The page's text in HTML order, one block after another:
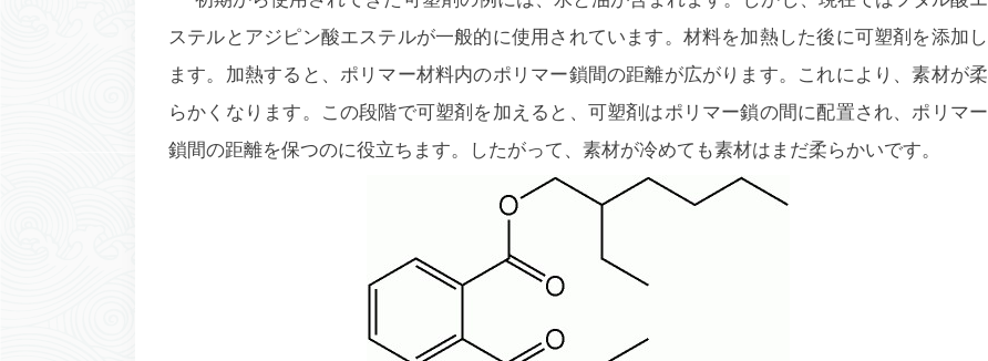
ステルとアジピン酸エステルが一般的に使用されています。材料を加熱した後に可塑剤を添加し
ます。加熱すると、ポリマー材料内のポリマー鎖間の距離が広がります。これにより、素材が柔
らかくなります。この段階で可塑剤を加えると、可塑剤はポリマー鎖の間に配置され、ポリマー
鎖間の距離を保つのに役立ちます。したがって、素材が冷めても素材はまだ柔らかいです。